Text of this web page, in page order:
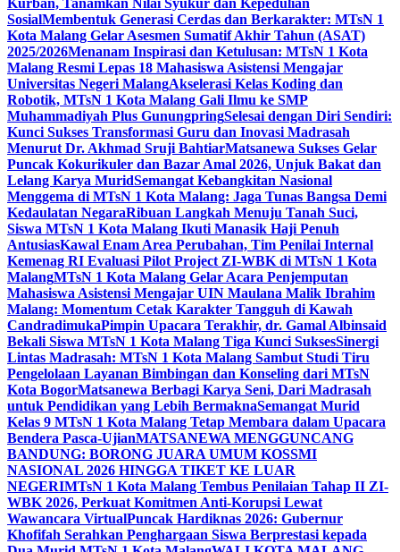
Kurban, Tanamkan Nilai Syukur dan Kepedulian
SosialMembentuk Generasi Cerdas dan Berkarakter: MTsN 1
Kota Malang Gelar Asesmen Sumatif Akhir Tahun (ASAT)
2025/2026Menanam Inspirasi dan Ketulusan: MTsN 1 Kota
Malang Resmi Lepas 18 Mahasiswa Asistensi Mengajar
Universitas Negeri MalangAkselerasi Kelas Koding dan
Robotik, MTsN 1 Kota Malang Gali Ilmu ke SMP
Muhammadiyah Plus GunungpringSelesai dengan Diri Sendiri:
Kunci Sukses Transformasi Guru dan Inovasi Madrasah
Menurut Dr. Akhmad Sruji BahtiarMatsanewa Sukses Gelar
Puncak Kokurikuler dan Bazar Amal 2026, Unjuk Bakat dan
Lelang Karya MuridSemangat Kebangkitan Nasional
Menggema di MTsN 1 Kota Malang: Jaga Tunas Bangsa Demi
Kedaulatan NegaraRibuan Langkah Menuju Tanah Suci,
Siswa MTsN 1 Kota Malang Ikuti Manasik Haji Penuh
AntusiasKawal Enam Area Perubahan, Tim Penilai Internal
Kemenag RI Evaluasi Pilot Project ZI-WBK di MTsN 1 Kota
MalangMTsN 1 Kota Malang Gelar Acara Penjemputan
Mahasiswa Asistensi Mengajar UIN Maulana Malik Ibrahim
Malang: Momentum Cetak Karakter Tangguh di Kawah
CandradimukaPimpin Upacara Terakhir, dr. Gamal Albinsaid
Bekali Siswa MTsN 1 Kota Malang Tiga Kunci SuksesSinergi
Lintas Madrasah: MTsN 1 Kota Malang Sambut Studi Tiru
Pengelolaan Layanan Bimbingan dan Konseling dari MTsN
Kota BogorMatsanewa Berbagi Karya Seni, Dari Madrasah
untuk Pendidikan yang Lebih BermaknaSemangat Murid
Kelas 9 MTsN 1 Kota Malang Tetap Membara dalam Upacara
Bendera Pasca-UjianMATSANEWA MENGGUNCANG
BANDUNG: BORONG JUARA UMUM KOSSMI
NASIONAL 2026 HINGGA TIKET KE LUAR
NEGERIMTsN 1 Kota Malang Tembus Penilaian Tahap II ZI-
WBK 2026, Perkuat Komitmen Anti-Korupsi Lewat
Wawancara VirtualPuncak Hardiknas 2026: Gubernur
Khofifah Serahkan Penghargaan Siswa Berprestasi kepada